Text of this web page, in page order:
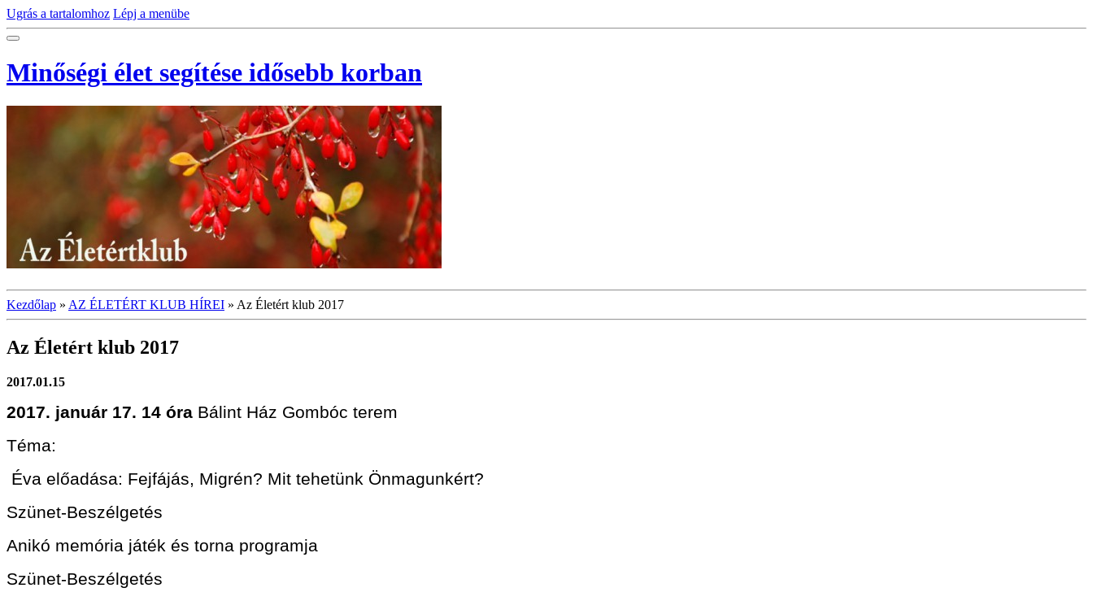
Ugrás a tartalomhoz Lépj a menübe
Minőségi élet segítése idősebb korban
Kezdőlap » AZ ÉLETÉRT KLUB HÍREI » Az Életért klub 2017
Az Életért klub 2017
2017.01.15
2017. január 17. 14 óra Bálint Ház Gombóc terem
Téma:
Éva előadása: Fejfájás, Migrén? Mit tehetünk Önmagunkért?
Szünet-Beszélgetés
Anikó memória játék és torna programja
Szünet-Beszélgetés